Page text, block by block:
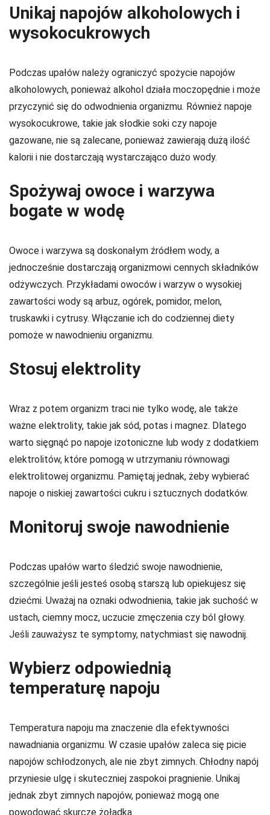
Unikaj napojów alkoholowych i
wysokocukrowych
Podczas upałów należy ograniczyć spożycie napojów
alkoholowych, ponieważ alkohol działa moczopędnie i może
przyczynić się do odwodnienia organizmu. Również napoje
wysokocukrowe, takie jak słodkie soki czy napoje
gazowane, nie są zalecane, ponieważ zawierają dużą ilość
kalorii i nie dostarczają wystarczająco dużo wody.
Spożywaj owoce i warzywa
bogate w wodę
Owoce i warzywa są doskonałym źródłem wody, a
jednocześnie dostarczają organizmowi cennych składników
odżywczych. Przykładami owoców i warzyw o wysokiej
zawartości wody są arbuz, ogórek, pomidor, melon,
truskawki i cytrusy. Włączanie ich do codziennej diety
pomoże w nawodnieniu organizmu.
Stosuj elektrolity
Wraz z potem organizm traci nie tylko wodę, ale także
ważne elektrolity, takie jak sód, potas i magnez. Dlatego
warto sięgnąć po napoje izotoniczne lub wody z dodatkiem
elektrolitów, które pomogą w utrzymaniu równowagi
elektrolitowej organizmu. Pamiętaj jednak, żeby wybierać
napoje o niskiej zawartości cukru i sztucznych dodatków.
Monitoruj swoje nawodnienie
Podczas upałów warto śledzić swoje nawodnienie,
szczególnie jeśli jesteś osobą starszą lub opiekujesz się
dziećmi. Uważaj na oznaki odwodnienia, takie jak suchość w
ustach, ciemny mocz, uczucie zmęczenia czy ból głowy.
Jeśli zauważysz te symptomy, natychmiast się nawodnij.
Wybierz odpowiednią
temperaturę napoju
Temperatura napoju ma znaczenie dla efektywności
nawadniania organizmu. W czasie upałów zaleca się picie
napojów schłodzonych, ale nie zbyt zimnych. Chłodny napój
przyniesie ulgę i skuteczniej zaspokoi pragnienie. Unikaj
jednak zbyt zimnych napojów, ponieważ mogą one
powodować skurcze żołądka.